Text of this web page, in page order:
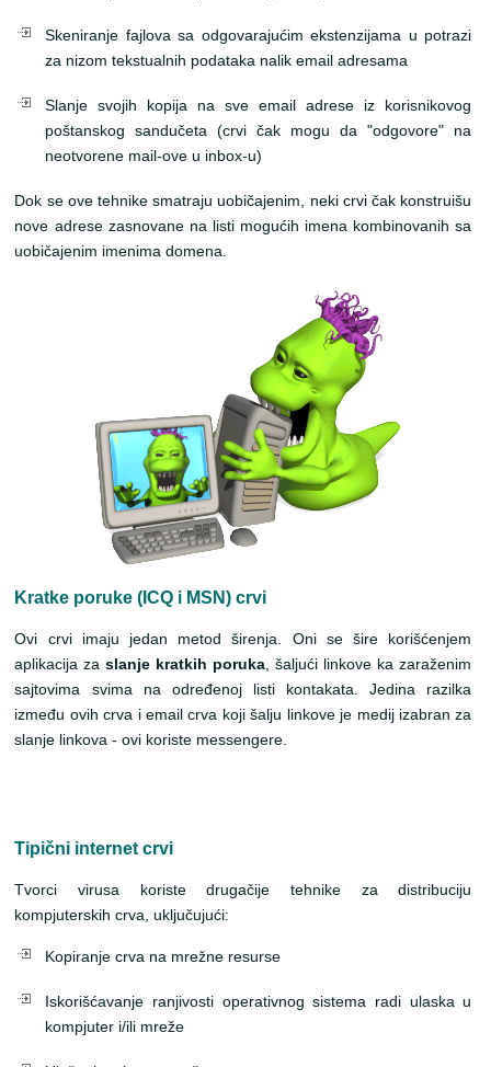
Skeniranje fajlova sa odgovarajućim ekstenzijama u potrazi
za nizom tekstualnih podataka nalik email adresama
Slanje svojih kopija na sve email adrese iz korisnikovog
poštanskog sandučeta (crvi čak mogu da "odgovore" na
neotvorene mail-ove u inbox-u)
Dok se ove tehnike smatraju uobičajenim, neki crvi čak konstruišu
nove adrese zasnovane na listi mogućih imena kombinovanih sa
uobičajenim imenima domena.
Kratke poruke (ICQ i MSN) crvi
Ovi crvi imaju jedan metod širenja. Oni se šire korišćenjem
aplikacija zaslanje kratkih poruka, šaljući linkove ka zaraženim
sajtovima svima na određenoj listi kontakata. Jedina razilka
između ovih crva i email crva koji šalju linkove je medij izabran za
slanje linkova - ovi koriste messengere.
Tipični internet crvi
Tvorci virusa koriste drugačije tehnike za distribuciju
kompjuterskih crva, uključujući:
Kopiranje crva na mrežne resurse
Iskorišćavanje ranjivosti operativnog sistema radi ulaska u
kompjuter i/ili mreže